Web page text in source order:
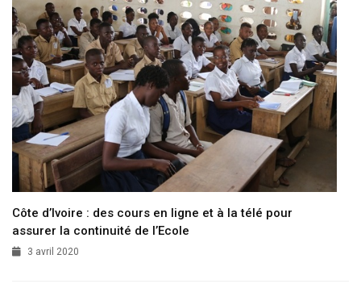
Côte d’Ivoire : des cours en ligne et à la télé pour
assurer la continuité de l’Ecole
3 avril 2020